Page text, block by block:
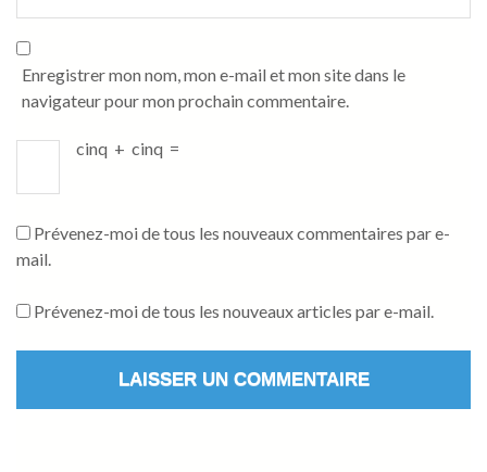
Enregistrer mon nom, mon e-mail et mon site dans le
navigateur pour mon prochain commentaire.
cinq + cinq =
Prévenez-moi de tous les nouveaux commentaires par e-
mail.
Prévenez-moi de tous les nouveaux articles par e-mail.